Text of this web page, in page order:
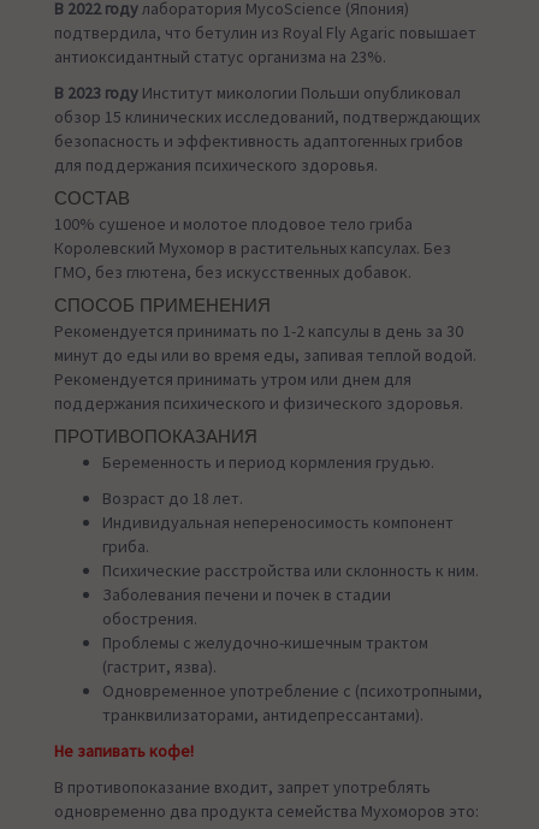
В 2022 годулаборатория MycoScience (Япония)
подтвердила, что бетулин из Royal Fly Agaric повышает
антиоксидантный статус организма на 23%.
В 2023 году Институт микологии Польши опубликовал
обзор 15 клинических исследований, подтверждающих
безопасность и эффективность адаптогенных грибов
для поддержания психического здоровья.
СОСТАВ
100% сушеное и молотое плодовое тело гриба
Королевский Мухомор в растительных капсулах. Без
ГМО, без глютена, без искусственных добавок.
СПОСОБ ПРИМЕНЕНИЯ
Рекомендуется принимать по 1-2 капсулы в день за 30
минут до еды или во время еды, запивая теплой водой.
Рекомендуется принимать утром или днем ​​для
поддержания психического и физического здоровья.
ПРОТИВОПОКАЗАНИЯ
Беременность и период кормления грудью.
Возраст до 18 лет.
Индивидуальная непереносимость компонент
гриба.
Психические расстройства или склонность к ним.
Заболевания печени и почек в стадии
обострения.
Проблемы с желудочно-кишечным трактом
(гастрит, язва).
Одновременное употребление с (психотропными,
транквилизаторами, антидепрессантами).
Не запивать кофе!
В противопоказание входит, запрет употреблять
одновременно два продукта семейства Мухоморов это: